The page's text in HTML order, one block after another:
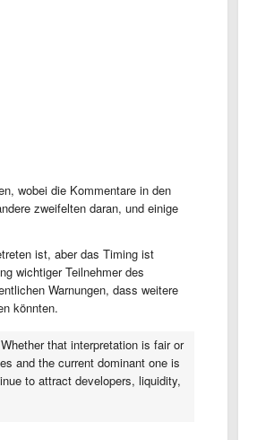
wobei die Kommentare in den
zweifelten daran, und einige
ist, aber das Timing ist
wichtiger Teilnehmer des
Warnungen, dass weitere
könnten.
that interpretation is fair or
and the current dominant one is
to attract developers, liquidity,